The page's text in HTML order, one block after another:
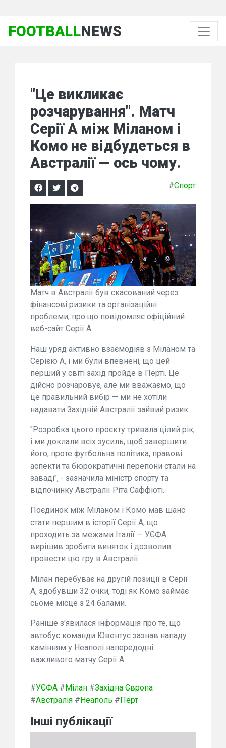
FOOTBALLNEWS
"Це викликає
розчарування". Матч
Серії А між Міланом і
Комо не відбудеться в
Австралії — ось чому.
#Спорт
Матч в Австралії був скасований через
фінансові ризики та організаційні
проблеми, про що повідомляє офіційний
веб-сайт Серії А.
Наш уряд активно взаємодіяв з Міланом та
Серією А, і ми були впевнені, що цей
перший у світі захід пройде в Перті. Це
дійсно розчаровує, але ми вважаємо, що
це правильний вибір — ми не хотіли
надавати Західній Австралії зайвий ризик.
"Розробка цього проєкту тривала цілий рік,
і ми доклали всіх зусиль, щоб завершити
його, проте футбольна політика, правові
аспекти та бюрократичні перепони стали на
заваді", - зазначила міністр спорту та
відпочинку Австралії Ріта Саффіоті.
Поєдинок між Міланом і Комо мав шанс
стати першим в історії Серії А, що
проходить за межами Італії — УЄФА
вирішив зробити виняток і дозволив
провести цю гру в Австралії.
Мілан перебуває на другій позиції в Серії
А, здобувши 32 очки, тоді як Комо займає
сьоме місце з 24 балами.
Раніше з'явилася інформація про те, що
автобус команди Ювентус зазнав нападу
камінням у Неаполі напередодні
важливого матчу Серії А.
#УЄФА #Мілан #Західна Європа
#Австралія #Неаполь #Перт
Інші публікації